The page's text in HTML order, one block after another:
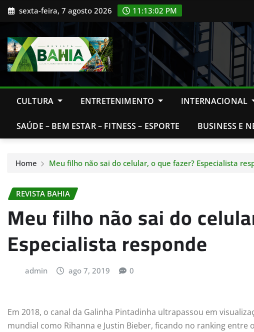
Skip sexta-feira, 7 agosto 2026 11:13:03 PM
CULTURA ENTRETENIMENTO INTERNACIONAL
SAÚDE – BEM ESTAR – FITNESS – ESPORTE BUSINESS E
Home Meu filho não sai do celular, o que fazer? Especialista
REVISTA BAHIA
Meu filho não sai do
Especialista responde
admin ago 7, 2019 0
Em 2018, o canal da Galinha Pintadinha ultrapassou em
mundial como Rihanna e Justin Bieber, ficando no ranking entre